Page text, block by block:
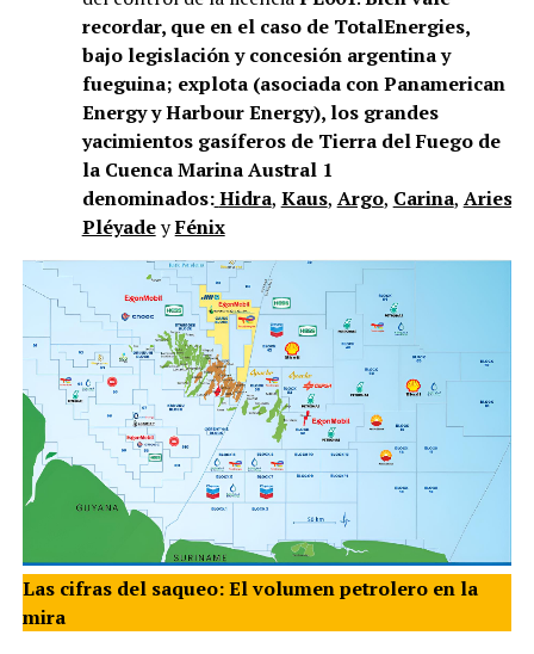
recordar, que en el caso de TotalEnergies,
bajo legislación y concesión argentina y
fueguina; explota (asociada con Panamerican
Energy y Harbour Energy), los grandes
yacimientos gasíferos de Tierra del Fuego de
la Cuenca Marina Austral 1
denominados:Hidra, Kaus, Argo, Carina, Aries
PléyadeyFénix
Las cifras del saqueo: El volumen petrolero en la
mira